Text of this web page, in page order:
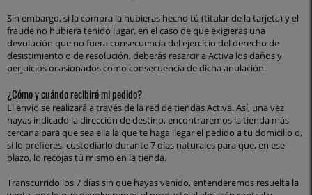
Sin embargo, si la compra la hubieras hecho tú (titular de la tarjeta) y el
fraude no hubiera tenido lugar, en el caso de que exigieras una
devolución que no fuera consecuencia del ejercicio del derecho de
desistimiento o de resolución, deberás resarcir a Activa los daños y
perjuicios ocasionados como consecuencia de dicha anulación.
¿Cómo y cuándo recibiré mi pedido?
El envío se realizará a través de la red de tiendas Activa. Así, una vez
hayas indicado la dirección de destino, encontraremos la tienda más
cercana para que sea ella la que te haga llegar el pedido a tu domicilio o,
si lo prefieres, custodiarlo durante 7 días naturales para que, en ese
plazo, lo recojas tú mismo en la tienda.
Transcurrido los 7 días sin que hayas venido, entenderemos resuelta la